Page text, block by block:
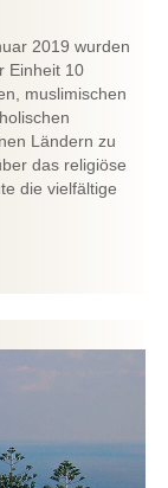
2019 wurden
Einheit 10
muslimischen
Ländern zu
das religiöse
die vielfältige